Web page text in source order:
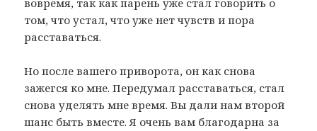
вовремя, так как парень уже стал говорить о
том, что устал, что уже нет чувств и пора
расставаться.
Но после вашего приворота, он как снова
зажегся ко мне. Передумал расставаться, стал
снова уделять мне время. Вы дали нам второй
шанс быть вместе. Я очень вам благодарна за